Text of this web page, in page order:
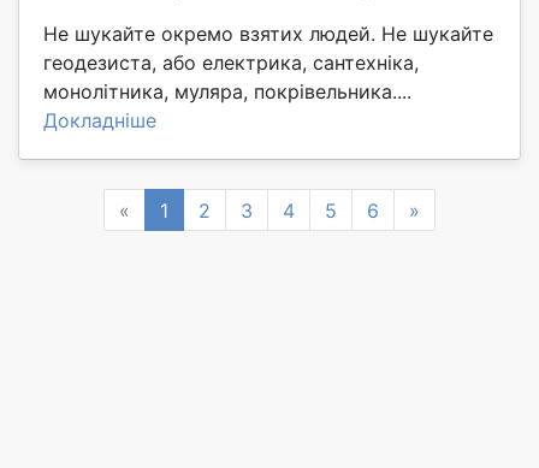
Не шукайте окремо взятих людей. Не шукайте
геодезиста, або електрика, сантехніка,
монолітника, муляра, покрівельника....
Докладніше
« Previous
1 2 3 4 5 6 »